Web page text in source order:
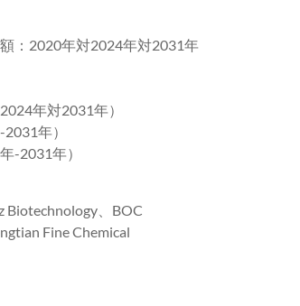
：2020年対2024年対2031年
年対2031年）
年）
-2031年）
Biotechnology、BOC
Fine Chemical